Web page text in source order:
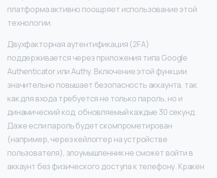
платформа активно поощряет использование этой
технологии.
Двухфакторная аутентификация (2FA)
поддерживается через приложения типа Google
Authenticator или Authy. Включение этой функции
значительно повышает безопасность аккаунта, так
как для входа требуется не только пароль, но и
динамический код, обновляемый каждые 30 секунд.
Даже если пароль будет скомпрометирован
(например, через кейлоггер на устройстве
пользователя), злоумышленник не сможет войти в
аккаунт без физического доступа к телефону. Кракен